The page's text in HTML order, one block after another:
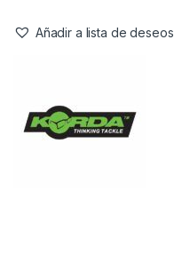
Añadir a lista de deseos